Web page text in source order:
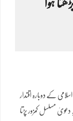
ہوا
کے دوبارہ اقتدار
مسلسل کمزور پڑتا